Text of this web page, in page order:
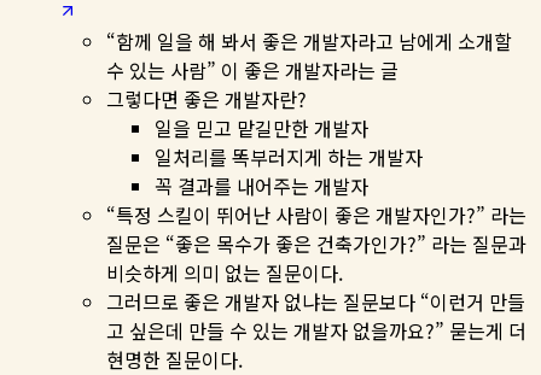
“함께 일을 해 봐서 좋은 개발자라고 남에게 소개할
수 있는 사람” 이 좋은 개발자라는 글
그렇다면 좋은 개발자란?
일을 믿고 맡길만한 개발자
일처리를 똑부러지게 하는 개발자
꼭 결과를 내어주는 개발자
“특정 스킬이 뛰어난 사람이 좋은 개발자인가?” 라는
질문은 “좋은 목수가 좋은 건축가인가?” 라는 질문과
비슷하게 의미 없는 질문이다.
그러므로 좋은 개발자 없냐는 질문보다 “이런거 만들
고 싶은데 만들 수 있는 개발자 없을까요?” 묻는게 더
현명한 질문이다.